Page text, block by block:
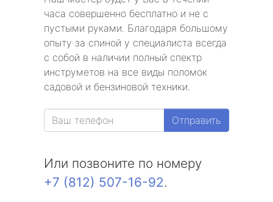
часа совершенно бесплатно и не с
пустыми руками. Благодаря большому
опыту за спиной у специалиста всегда
с собой в наличии полный спектр
инструметов на все виды поломок
садовой и бензиновой техники.
Отправить
Или позвоните по номеру
+7 (812) 507-16-92.